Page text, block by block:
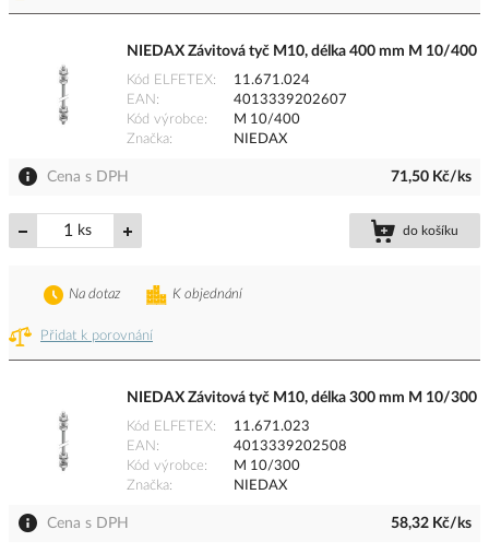
NIEDAX Závitová tyč M10, délka 400 mm M 10/400
Kód ELFETEX
11.671.024
EAN
4013339202607
Kód výrobce
M 10/400
Značka
NIEDAX
Cena s DPH 71,50 Kč/ks
ks do košíku
Přidat k porovnání
K objednání
Na dotaz
NIEDAX Závitová tyč M10, délka 300 mm M 10/300
Kód ELFETEX
11.671.023
EAN
4013339202508
Kód výrobce
M 10/300
Značka
NIEDAX
Cena s DPH 58,32 Kč/ks